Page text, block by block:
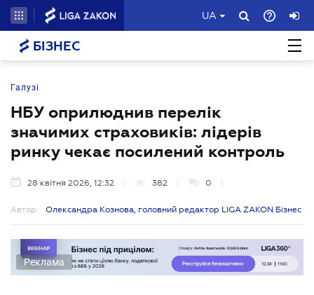
UA
БІЗНЕС
Галузі
НБУ оприлюднив перелік
значимих страховиків: лідерів
ринку чекає посилений контроль
28 квітня 2026, 12:32 382 0
Автор: Олександра Кознова, головний редактор LIGA ZAKON Бізнес
Реклама